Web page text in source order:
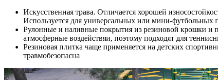
Искусственная трава. Отличается хорошей
Используется для универсальных или мини-футбольных
Рулонные и наливные покрытия из резиновой крошки
атмосферные воздействяи, поэтому подходят для
Резиновая плитка чаще применяется на детских
травмобезопасна